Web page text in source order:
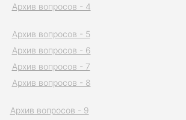
Архив вопросов - 4
Архив вопросов - 5
Архив вопросов - 6
Архив вопросов - 7
Архив вопросов - 8
Архив вопросов - 9